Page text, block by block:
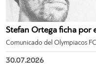
Stefan Ortega ficha por
Comunicado del Olympiacos
30.07.2026